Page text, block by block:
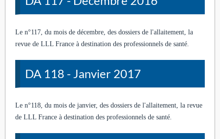
Le n°117, du mois de décembre, des dossiers de l'allaitement, la
revue de LLL France à destination des professionnels de santé.
DA 118 - Janvier 2017
Le n°118, du mois de janvier, des dossiers de l'allaitement, la revue
de LLL France à destination des professionnels de santé.